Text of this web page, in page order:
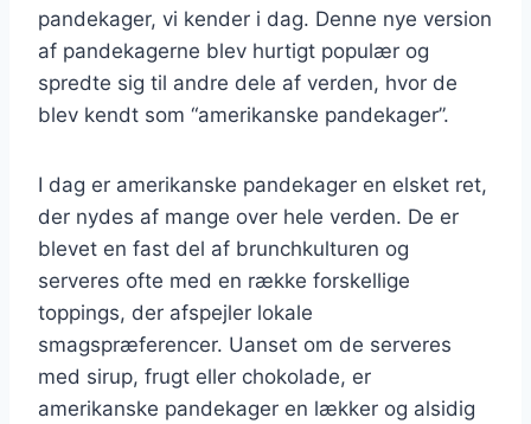
pandekager, vi kender i dag. Denne nye version
af pandekagerne blev hurtigt populær og
spredte sig til andre dele af verden, hvor de
blev kendt som “amerikanske pandekager”.
I dag er amerikanske pandekager en elsket ret,
der nydes af mange over hele verden. De er
blevet en fast del af brunchkulturen og
serveres ofte med en række forskellige
toppings, der afspejler lokale
smagspræferencer. Uanset om de serveres
med sirup, frugt eller chokolade, er
amerikanske pandekager en lækker og alsidig